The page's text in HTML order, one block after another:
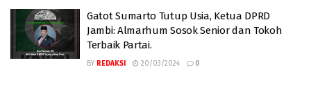
Gatot Sumarto Tutup Usia, Ketua DPRD
Jambi: Almarhum Sosok Senior dan Tokoh
Terbaik Partai.
BY REDAKSI 20/03/2024 0